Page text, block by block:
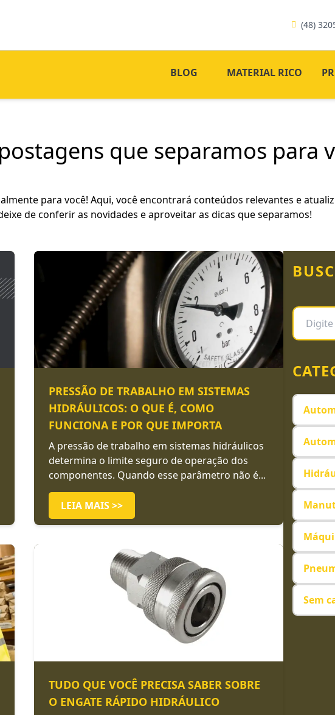
(48)
BLOG MATERIAL RICO
que separamos para
para você! Aqui, você encontrará conteúdos relevantes e
de conferir as novidades e aproveitar as dicas que separamos!
PRESSÃO DE TRABALHO EM SISTEMAS
HIDRÁULICOS: O QUE É, COMO
FUNCIONA E POR QUE IMPORTA
A pressão de trabalho em sistemas hidráulicos
determina o limite seguro de operação dos
componentes. Quando esse parâmetro não é...
LEIA MAIS >>
TUDO QUE VOCÊ PRECISA SABER SOBRE
O ENGATE RÁPIDO HIDRÁULICO
Sem